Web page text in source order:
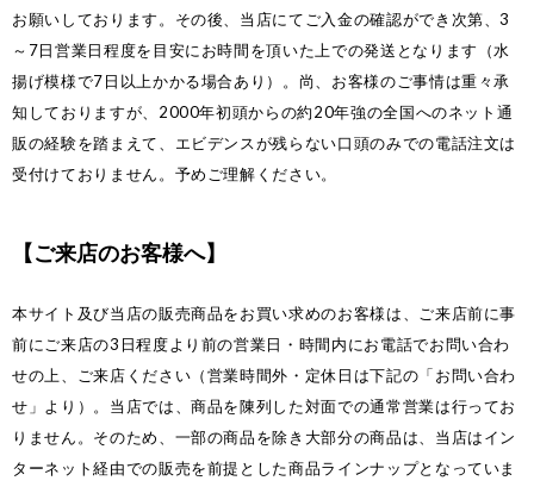
お願いしております。その後、当店にてご入金の確認ができ次第、3
～7日営業日程度を目安にお時間を頂いた上での発送となります（水
揚げ模様で7日以上かかる場合あり）。尚、お客様のご事情は重々承
知しておりますが、2000年初頭からの約20年強の全国へのネット通
販の経験を踏まえて、エビデンスが残らない口頭のみでの電話注文は
受付けておりません。予めご理解ください。
【ご来店のお客様へ】
本サイト及び当店の販売商品をお買い求めのお客様は、ご来店前に事
前にご来店の3日程度より前の営業日・時間内にお電話でお問い合わ
せの上、ご来店ください（営業時間外・定休日は下記の「お問い合わ
せ」より）。当店では、商品を陳列した対面での通常営業は行ってお
りません。そのため、一部の商品を除き大部分の商品は、当店はイン
ターネット経由での販売を前提とした商品ラインナップとなっていま